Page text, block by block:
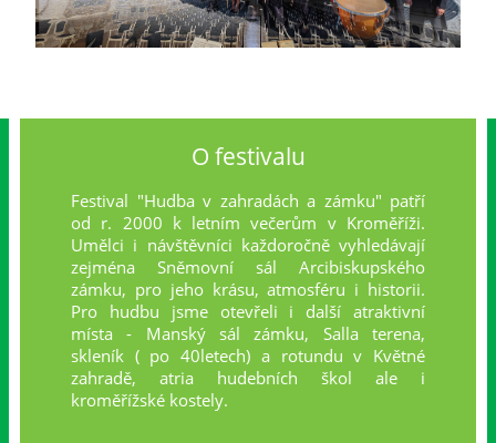
O festivalu
Festival "Hudba v zahradách a zámku" patří
od r. 2000 k letním večerům v Kroměříži.
Umělci i návštěvníci každoročně vyhledávají
zejména Sněmovní sál Arcibiskupského
zámku, pro jeho krásu, atmosféru i historii.
Pro hudbu jsme otevřeli i další atraktivní
místa - Manský sál zámku, Salla terena,
skleník ( po 40letech) a rotundu v Květné
zahradě, atria hudebních škol ale i
kroměřížské kostely.